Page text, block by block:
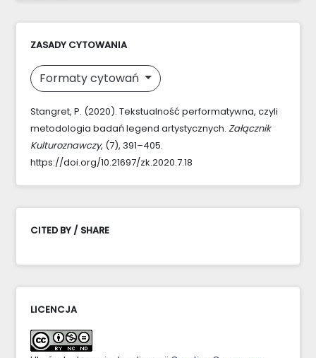
ZASADY CYTOWANIA
Formaty cytowań
Stangret, P. (2020). Tekstualność performatywna, czyli
metodologia badań legend artystycznych. Załącznik
Kulturoznawczy, (7), 391–405.
https://doi.org/10.21697/zk.2020.7.18
CITED BY / SHARE
LICENCJA